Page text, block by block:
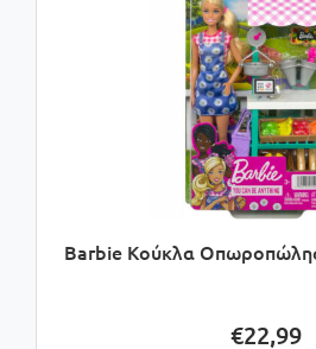
Barbie Κούκλα
€22,99